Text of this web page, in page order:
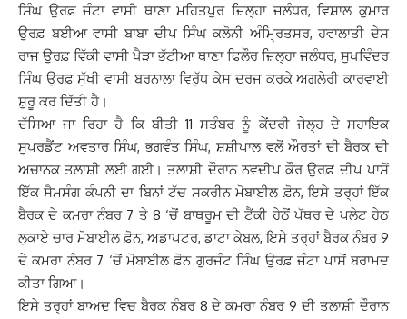
ਸਿੰਘ ਉਰਫ਼ ਜੰਟਾ ਵਾਸੀ ਥਾਣਾ ਮਹਿਤਪੁਰ ਜ਼ਿਲ੍ਹਾ ਜਲੰਧਰ, ਵਿਸ਼ਾਲ ਕੁਮਾਰ
ਉਰਫ਼ ਬਈਆ ਵਾਸੀ ਬਾਬਾ ਦੀਪ ਸਿੰਘ ਕਲੋਨੀ ਅੰਮ੍ਰਿਤਸਰ, ਹਵਾਲਾਤੀ ਦੇਸ
ਰਾਜ ਉਰਫ਼ ਵਿੱਕੀ ਵਾਸੀ ਖੈੜਾ ਭੱਟੀਆ ਥਾਣਾ ਫਿਲੌਰ ਜ਼ਿਲ੍ਹਾ ਜਲੰਧਰ, ਸੁਖਵਿੰਦਰ
ਸਿੰਘ ਉਰਫ਼ ਸੁੱਖੀ ਵਾਸੀ ਬਰਨਾਲਾ ਵਿਰੁੱਧ ਕੇਸ ਦਰਜ ਕਰਕੇ ਅਗਲੇਰੀ ਕਾਰਵਾਈ
ਸ਼ੁਰੂ ਕਰ ਦਿੱਤੀ ਹੈ।
ਦੱਸਿਆ ਜਾ ਰਿਹਾ ਹੈ ਕਿ ਬੀਤੀ 11 ਸਤੰਬਰ ਨੂੰ ਕੇਂਦਰੀ ਜੇਲ੍ਹ ਦੇ ਸਹਾਇਕ
ਸੁਪਰਡੈਂਟ ਅਵਤਾਰ ਸਿੰਘ, ਭਗਵੰਤ ਸਿੰਘ, ਸ਼ਸ਼ੀਪਾਲ ਵਲੋਂ ਔਰਤਾਂ ਦੀ ਬੈਰਕ ਦੀ
ਅਚਾਨਕ ਤਲਾਸ਼ੀ ਲਈ ਗਈ। ਤਲਾਸ਼ੀ ਦੌਰਾਨ ਨਵਦੀਪ ਕੌਰ ਉਰਫ਼ ਦੀਪ ਪਾਸੋਂ
ਇੱਕ ਸੈਮਸੰਗ ਕੰਪਨੀ ਦਾ ਬਿਨਾਂ ਟੱਚ ਸਕਰੀਨ ਮੋਬਾਈਲ ਫ਼ੋਨ, ਇਸੇ ਤਰ੍ਹਾਂ ਇੱਕ
ਬੈਰਕ ਦੇ ਕਮਰਾ ਨੰਬਰ 7 ਤੇ 8 ‘ਚੋਂ ਬਾਥਰੂਮ ਦੀ ਟੈਂਕੀ ਹੇਠੋਂ ਪੱਥਰ ਦੇ ਪਲੇਟ ਹੇਠ
ਲੁਕਾਏ ਚਾਰ ਮੋਬਾਈਲ ਫ਼ੋਨ, ਅਡਾਪਟਰ, ਡਾਟਾ ਕੇਬਲ, ਇਸੇ ਤਰ੍ਹਾਂ ਬੈਰਕ ਨੰਬਰ 9
ਦੇ ਕਮਰਾ ਨੰਬਰ 7 ‘ਚੋਂ ਮੋਬਾਈਲ ਫ਼ੋਨ ਗੁਰਜੰਟ ਸਿੰਘ ਉਰਫ਼ ਜੰਟਾ ਪਾਸੋਂ ਬਰਾਮਦ
ਕੀਤਾ ਗਿਆ।
ਇਸੇ ਤਰ੍ਹਾਂ ਬਾਅਦ ਵਿਚ ਬੈਰਕ ਨੰਬਰ 8 ਦੇ ਕਮਰਾ ਨੰਬਰ 9 ਦੀ ਤਲਾਸ਼ੀ ਦੌਰਾਨ